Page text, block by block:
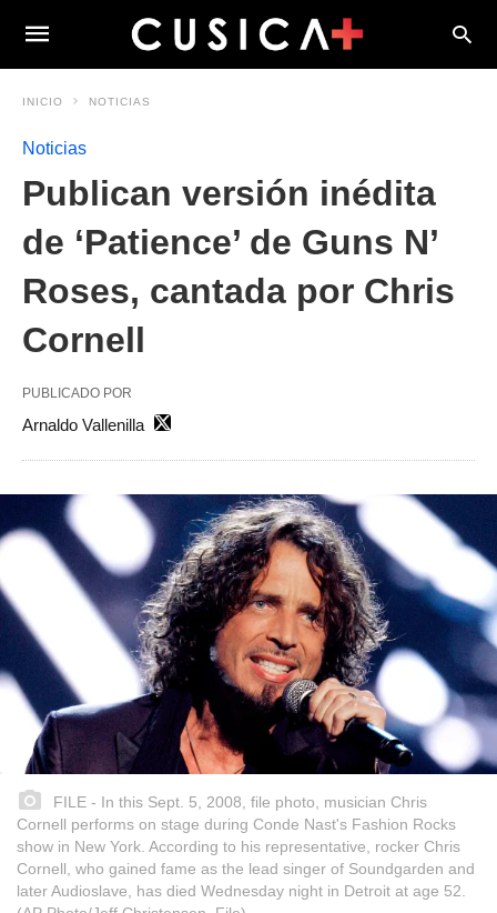
INICIO NOTICIAS
Noticias
Publican versión inédita
de ‘Patience’ de Guns N’
Roses, cantada por Chris
Cornell
PUBLICADO POR
Arnaldo Vallenilla
FILE - In this Sept. 5, 2008, file photo, musician Chris
Cornell performs on stage during Conde Nast's Fashion Rocks
show in New York. According to his representative, rocker Chris
Cornell, who gained fame as the lead singer of Soundgarden and
later Audioslave, has died Wednesday night in Detroit at age 52.